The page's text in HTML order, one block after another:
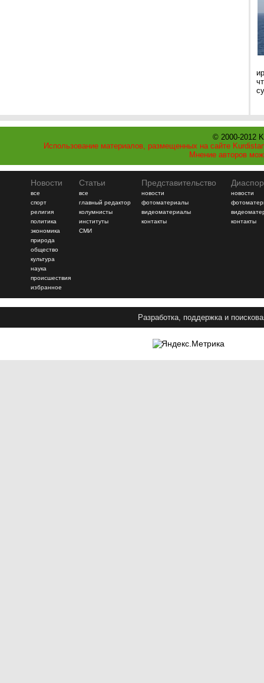
© 2000-2012
Использование материалов, размещенных на сайте
Мнение авторов
Новости
все
спорт
религия
политика
экономика
природа
общество
культура
наука
происшествия
избранное
Статьи
все
главный редактор
колумнисты
институты
СМИ
Представительство
новости
фотоматериалы
видеоматериалы
контакты
новости
контакты
Разработка, поддержка и